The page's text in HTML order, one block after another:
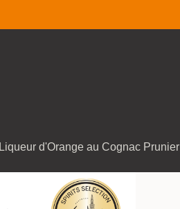
Liqueur d'Orange au Cognac Prunier